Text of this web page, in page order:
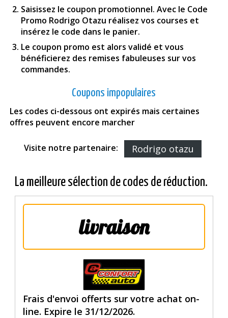
Saisissez le coupon promotionnel. Avec le Code
Promo Rodrigo Otazu réalisez vos courses et
insérez le code dans le panier.
Le coupon promo est alors validé et vous
bénéficierez des remises fabuleuses sur vos
commandes.
Coupons impopulaires
Les codes ci-dessous ont expirés mais certaines
offres peuvent encore marcher
Visite notre partenaire: Rodrigo otazu
La meilleure sélection de codes de réduction.
livraison
Frais d'envoi offerts sur votre achat on-
line. Expire le 31/12/2026.